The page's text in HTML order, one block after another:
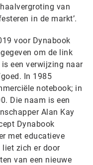
van
in de markt’.
voor Dynabook
om de link
een verwijzing naar
In 1985
notebook; in
Die naam is een
Alan Kay
Dynabook
met educatieve
zich er door
van een nieuwe